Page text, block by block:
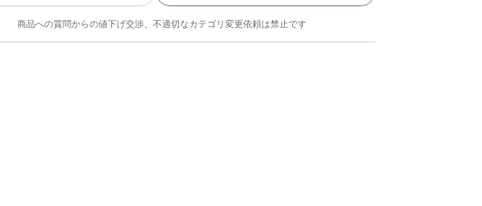
しています
商品への質問からの値下げ交渉、不適切なカテゴリ変更依頼は禁止です